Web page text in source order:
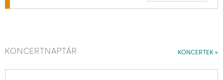
KONCERTEK
KONCERTNAPTÁR